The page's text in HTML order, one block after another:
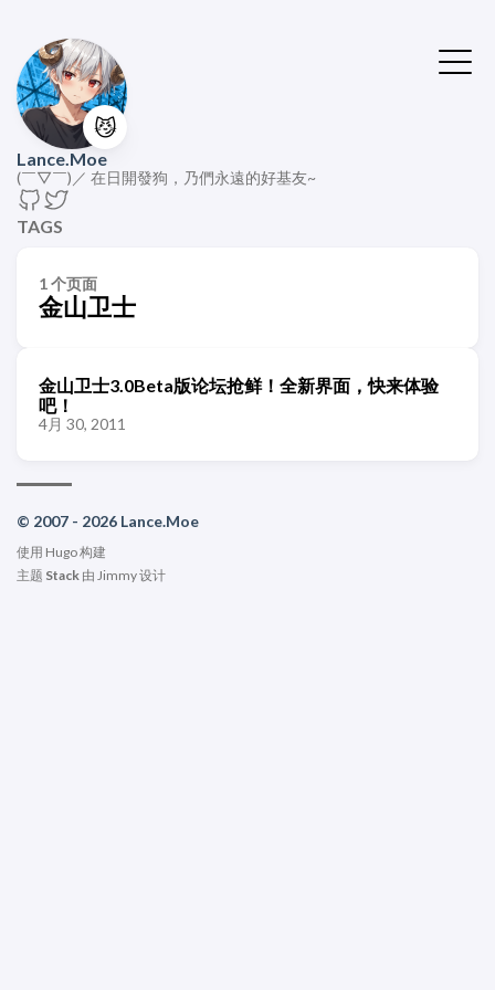
😼
Lance.Moe
(￣▽￣)／ 在日開發狗，乃們永遠的好基友~
TAGS
1 个页面
金山卫士
金山卫士3.0Beta版论坛抢鲜！全新界面，快来体验
吧！
4月 30, 2011
© 2007 - 2026 Lance.Moe
使用 Hugo构建
主题 Stack 由 Jimmy设计